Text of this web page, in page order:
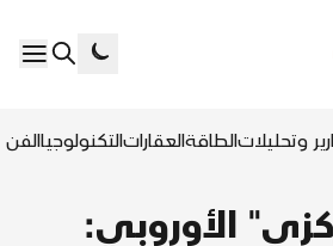
وتحليلاتالطاقةالعقاراتالتكنولوجياالفن
الأوروبي: